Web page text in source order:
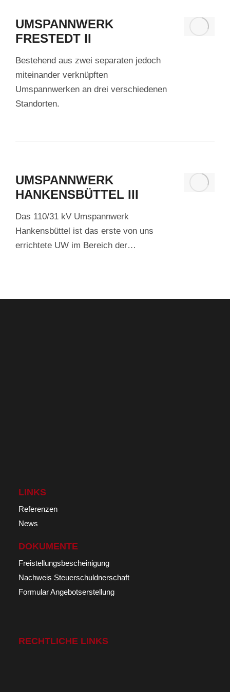
UMSPANNWERK
FRESTEDT II
Bestehend aus zwei separaten jedoch
miteinander verknüpften
Umspannwerken an drei verschiedenen
Standorten.
UMSPANNWERK
HANKENSBÜTTEL III
Das 110/31 kV Umspannwerk
Hankensbüttel ist das erste von uns
errichtete UW im Bereich der…
LINKS
Referenzen
News
DOKUMENTE
Freistellungsbescheinigung
Nachweis Steuerschuldnerschaft
Formular Angebotserstellung
RECHTLICHE LINKS